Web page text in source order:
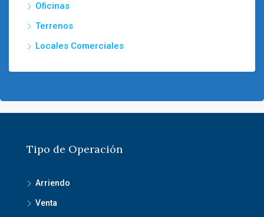
Oficinas
Terrenos
Locales Comerciales
Tipo de Operación
Arriendo
Venta